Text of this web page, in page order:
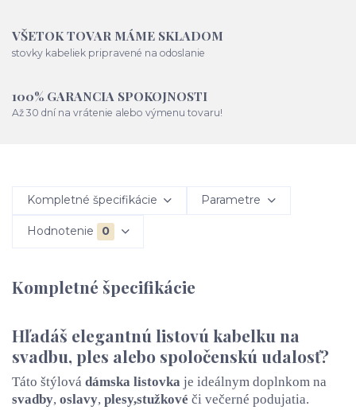
VŠETOK TOVAR MÁME SKLADOM
stovky kabeliek pripravené na odoslanie
100% GARANCIA SPOKOJNOSTI
Až 30 dní na vrátenie alebo výmenu tovaru!
Kompletné špecifikácie Parametre
Hodnotenie 0
Kompletné špecifikácie
Hľadáš elegantnú listovú kabelku na
svadbu, ples alebo spoločenskú udalosť?
Táto štýlová dámska listovka je ideálnym doplnkom na
svadby, oslavy, plesy,stužkové či večerné podujatia.